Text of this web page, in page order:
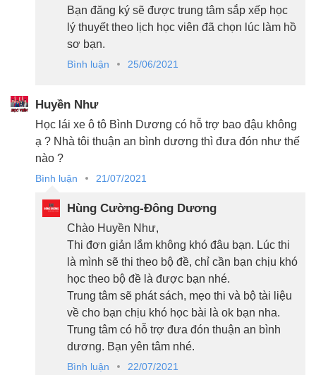
Bạn đăng ký sẽ được trung tâm sắp xếp học
lý thuyết theo lịch học viên đã chọn lúc làm hồ
sơ bạn.
Bình luận 25/06/2021
Huyền Như
Học lái xe ô tô Bình Dương có hỗ trợ bao đậu không
ạ ? Nhà tôi thuận an bình dương thì đưa đón như thế
nào ?
Bình luận 21/07/2021
Hùng Cường-Đông Dương
Chào Huyền Như,
Thi đơn giản lắm không khó đâu bạn. Lúc thi
là mình sẽ thi theo bộ đề, chỉ cần bạn chịu khó
học theo bộ đề là được bạn nhé.
Trung tâm sẽ phát sách, mẹo thi và bộ tài liệu
về cho bạn chịu khó học bài là ok bạn nha.
Trung tâm có hỗ trợ đưa đón thuận an bình
dương. Bạn yên tâm nhé.
Bình luận 22/07/2021